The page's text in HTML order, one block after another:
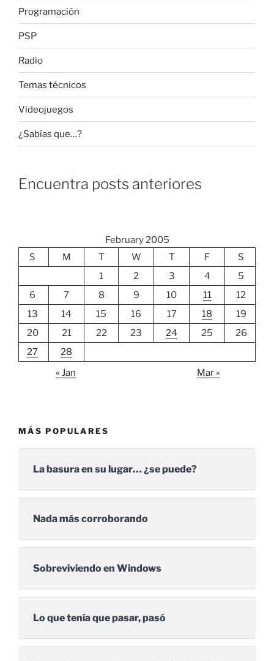
Programación
PSP
Radio
Temas técnicos
Videojuegos
¿Sabías que…?
Encuentra posts anteriores
February 2005
S
M T W T F
S
1
2 3 4
5
6
7 8 9 10 11
12
13
14 15 16 17 18
19
20
21 22 23 24 25
26
27
28
« Jan
Mar »
MÁS POPULARES
La basura en su lugar… ¿se puede?
Nada más corroborando
Sobreviviendo en Windows
Lo que tenía que pasar, pasó